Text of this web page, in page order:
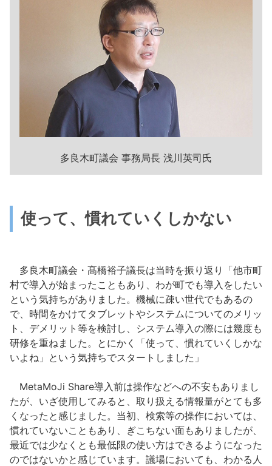
多良木町議会 事務局長 浅川英司氏
使って、慣れていくしかない
多良木町議会・髙橋裕子議長は当時を振り返り「他市町
村で導入が始まったこともあり、わが町でも導入をしたい
という気持ちがありました。機械に疎い世代でもあるの
で、時間をかけてタブレットやシステムについてのメリッ
ト、デメリット等を検討し、システム導入の際には幾度も
研修を重ねました。とにかく「使って、慣れていくしかな
いよね」という気持ちでスタートしました」
MetaMoJi Share導入前は操作などへの不安もありまし
たが、いざ使用してみると、取り扱える情報量がとても多
くなったと感じました。当初、検索等の操作においては、
慣れていないこともあり、ぎこちない面もありましたが、
最近では少なくとも最低限の使い方はできるようになった
のではないかと感じています。議場においても、わかる人